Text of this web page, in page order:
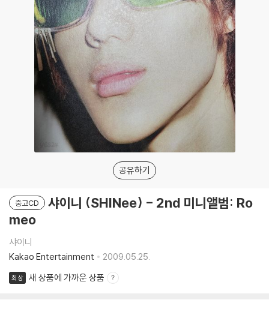
공유하기
중고CD
샤이니 (SHINee) - 2nd 미니앨범: Ro
meo
샤이니
Kakao Entertainment
2009.05.25.
최상 새 상품에 가까운 상품